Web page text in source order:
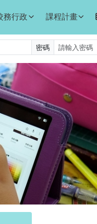
務行政 課程計畫
密碼